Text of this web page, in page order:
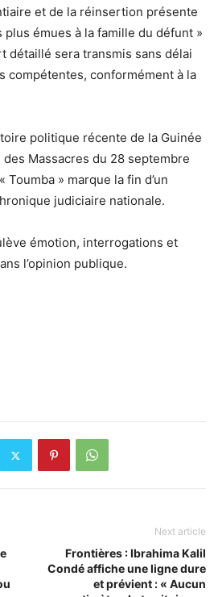
et de la réinsertion présente
plus émues à la famille du défunt »
détaillé sera transmis sans délai
compétentes, conformément à la
politique récente de la Guinée
Massacres du 28 septembre
» marque la fin d’un
judiciaire nationale.
émotion, interrogations et
l’opinion publique.
Next article
Frontières : Ibrahima Kalil
Condé affiche une ligne dure
et prévient : « Aucun